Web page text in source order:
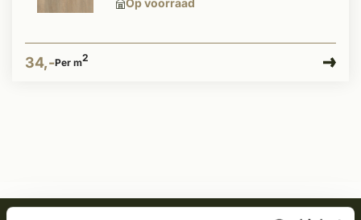
Op voorraad
34,-Per m2